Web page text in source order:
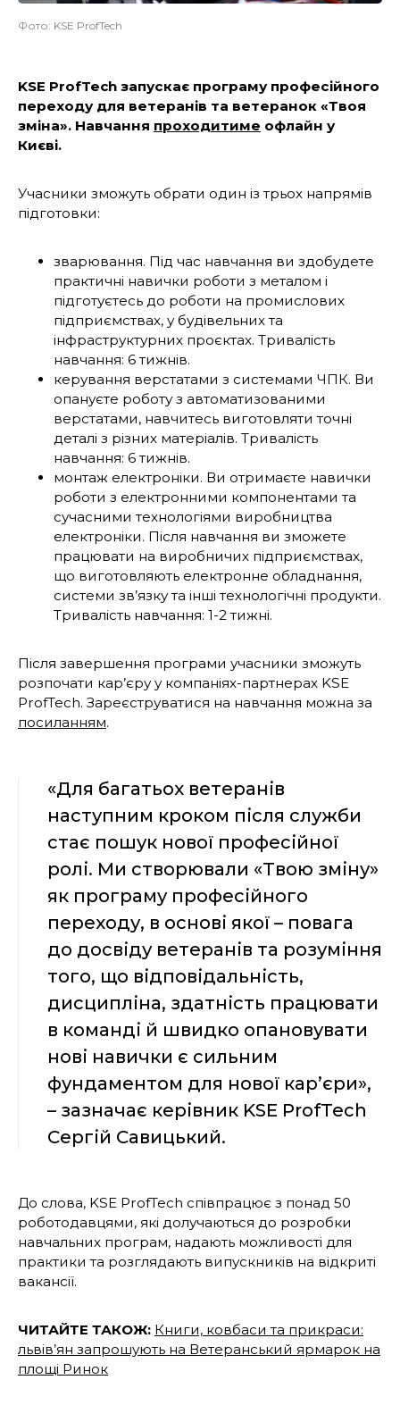
Фото: KSE ProfTech
KSE ProfTech запускає програму професійного
переходу для ветеранів та ветеранок «Твоя
зміна». Навчання проходитиме офлайн у
Києві.
Учасники зможуть обрати один із трьох напрямів
підготовки:
зварювання. Під час навчання ви здобудете
практичні навички роботи з металом і
підготуєтесь до роботи на промислових
підприємствах, у будівельних та
інфраструктурних проєктах. Тривалість
навчання: 6 тижнів.
керування верстатами з системами ЧПК. Ви
опануєте роботу з автоматизованими
верстатами, навчитесь виготовляти точні
деталі з різних матеріалів. Тривалість
навчання: 6 тижнів.
монтаж електроніки. Ви отримаєте навички
роботи з електронними компонентами та
сучасними технологіями виробництва
електроніки. Після навчання ви зможете
працювати на виробничих підприємствах,
що виготовляють електронне обладнання,
системи зв’язку та інші технологічні продукти.
Тривалість навчання: 1-2 тижні.
Після завершення програми учасники зможуть
розпочати кар’єру у компаніях-партнерах KSE
ProfTech. Зареєструватися на навчання можна за
посиланням.
«Для багатьох ветеранів
наступним кроком після служби
стає пошук нової професійної
ролі. Ми створювали «Твою зміну»
як програму професійного
переходу, в основі якої – повага
до досвіду ветеранів та розуміння
того, що відповідальність,
дисципліна, здатність працювати
в команді й швидко опановувати
нові навички є сильним
фундаментом для нової кар’єри»,
– зазначає керівник KSE ProfTech
Сергій Савицький.
До слова, KSE ProfTech співпрацює з понад 50
роботодавцями, які долучаються до розробки
навчальних програм, надають можливості для
практики та розглядають випускників на відкриті
вакансії.
ЧИТАЙТЕ ТАКОЖ: Книги, ковбаси та прикраси:
львів’ян запрошують на Ветеранський ярмарок на
площі Ринок